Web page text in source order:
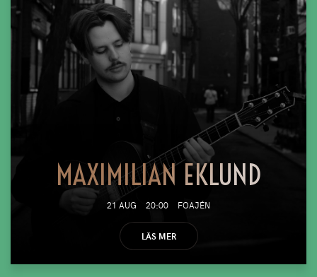
MAXIMILIAN EKLUND
21 AUG 20:00 FOAJÉN
LÄS MER